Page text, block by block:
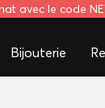
avec le code
Bijouterie